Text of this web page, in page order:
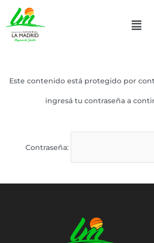
Menu
Este contenido está protegido por
ingresá tu contraseña a
Contraseña: